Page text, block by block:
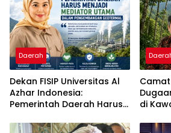
Daerah
Dekan FISIP Universitas Al
Azhar Indonesia:
Pemerintah Daerah Harus
dalam Pengembangan
di